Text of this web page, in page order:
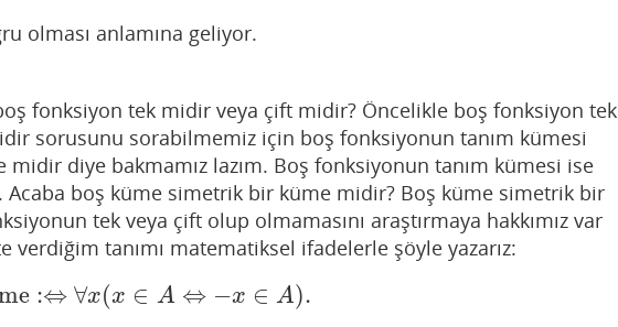
olması anlamına geliyor.
fonksiyon tek midir veya çift midir? Öncelikle boş fonksiyon tek
sorusunu sorabilmemiz için boş fonksiyonun tanım kümesi
diye bakmamız lazım. Boş fonksiyonun tanım kümesi ise
Acaba boş küme simetrik bir küme midir? Boş küme simetrik bir
tek veya çift olup olmamasını araştırmaya hakkımız var
verdiğim tanımı matematiksel ifadelerle şöyle yazarız:
:⇔ ∀x(x ∈ A ⇔ −x ∈ A).
küme:⇔∀x(x ∈ A⇔ −x∈A).